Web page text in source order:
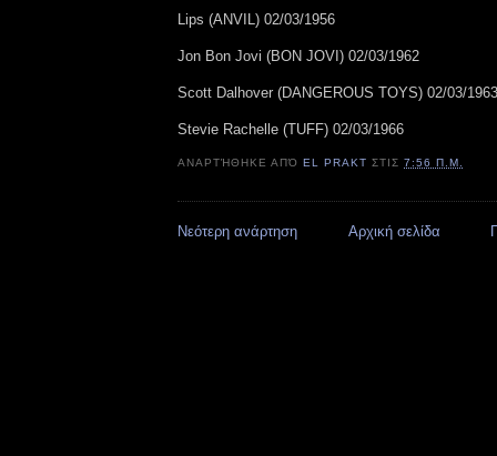
Lips (ANVIL) 02/03/1956
Jon Bon Jovi (BON JOVI) 02/03/1962
Scott Dalhover (DANGEROUS TOYS) 02/03/1963
Stevie Rachelle (TUFF) 02/03/1966
ΑΝΑΡΤΉΘΗΚΕ ΑΠΌEL PRAKT ΣΤΙΣ7:56 Π.Μ.
Νεότερη ανάρτηση Αρχική σελίδα